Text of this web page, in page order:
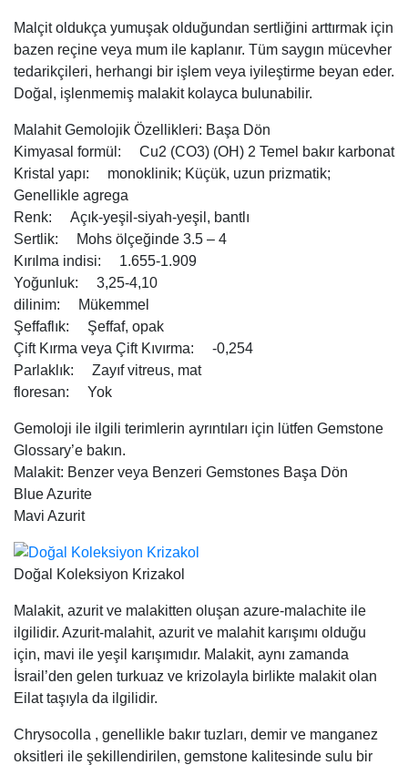
Malçit oldukça yumuşak olduğundan sertliğini arttırmak için
bazen reçine veya mum ile kaplanır. Tüm saygın mücevher
tedarikçileri, herhangi bir işlem veya iyileştirme beyan eder.
Doğal, işlenmemiş malakit kolayca bulunabilir.
Malahit Gemolojik Özellikleri: Başa Dön
Kimyasal formül: Cu2 (CO3) (OH) 2 Temel bakır karbonat
Kristal yapı: monoklinik; Küçük, uzun prizmatik;
Genellikle agrega
Renk: Açık-yeşil-siyah-yeşil, bantlı
Sertlik: Mohs ölçeğinde 3.5 – 4
Kırılma indisi: 1.655-1.909
Yoğunluk: 3,25-4,10
dilinim: Mükemmel
Şeffaflık: Şeffaf, opak
Çift Kırma veya Çift Kıvırma: -0,254
Parlaklık: Zayıf vitreus, mat
floresan: Yok
Gemoloji ile ilgili terimlerin ayrıntıları için lütfen Gemstone
Glossary’e bakın.
Malakit: Benzer veya Benzeri Gemstones Başa Dön
Blue Azurite
Mavi Azurit
Doğal Koleksiyon Krizakol
Malakit, azurit ve malakitten oluşan azure-malachite ile
ilgilidir. Azurit-malahit, azurit ve malahit karışımı olduğu
için, mavi ile yeşil karışımıdır. Malakit, aynı zamanda
İsrail’den gelen turkuaz ve krizolayla birlikte malakit olan
Eilat taşıyla da ilgilidir.
Chrysocolla , genellikle bakır tuzları, demir ve manganez
oksitleri ile şekillendirilen, gemstone kalitesinde sulu bir